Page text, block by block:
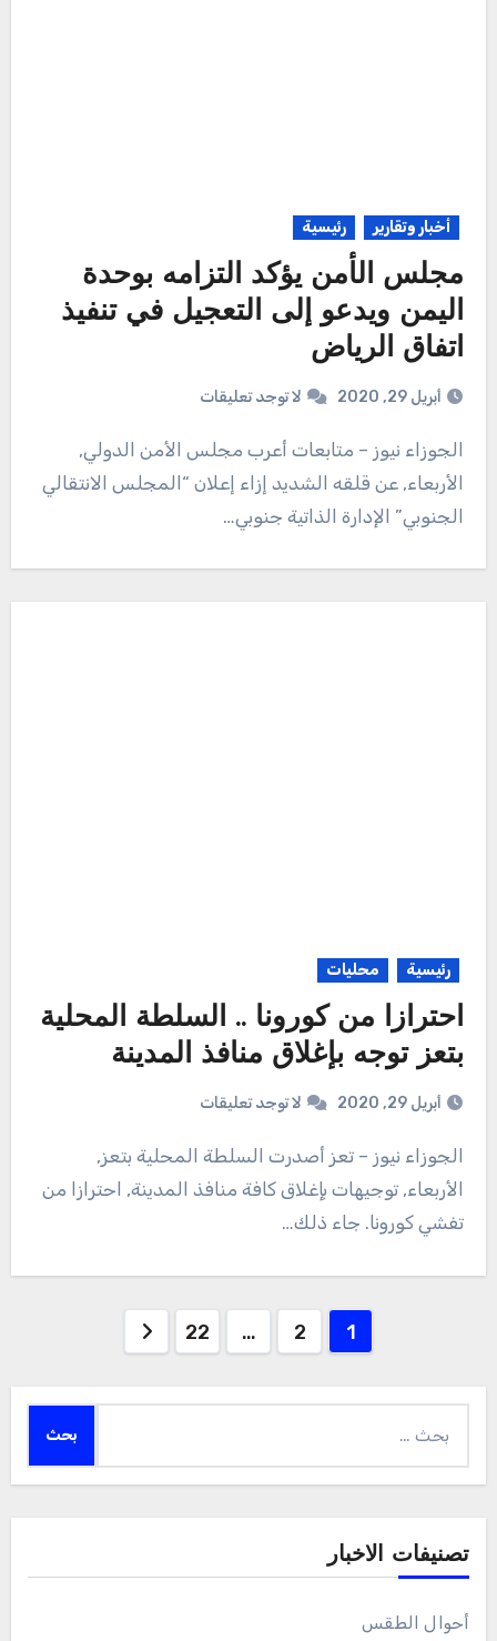
أخبار وتقارير رئيسية
مجلس الأمن يؤكد التزامه بوحدة
اليمن ويدعو إلى التعجيل في تنفيذ
اتفاق الرياض
أبريل 29, 2020 لا توجد تعليقات
الجوزاء نيوز – متابعات أعرب مجلس الأمن الدولي,
الأربعاء, عن قلقه الشديد إزاء إعلان “المجلس الانتقالي
الجنوبي” الإدارة الذاتية جنوبي…
رئيسية محليات
احترازا من كورونا .. السلطة المحلية
بتعز توجه بإغلاق منافذ المدينة
أبريل 29, 2020 لا توجد تعليقات
الأربعاء, توجيهات بإغلاق كافة منافذ المدينة, احترازا من
تفشي كورونا. جاء ذلك…
1
2
…
22
عن:
تصنيفات الاخبار
أحوال الطقس